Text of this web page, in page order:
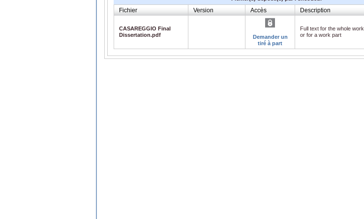
Fichier Version Accès Description
CASAREGGIO Final
Dissertation.pdf
Demander un
tiré à part
Full text for the whole work,
or for a work part